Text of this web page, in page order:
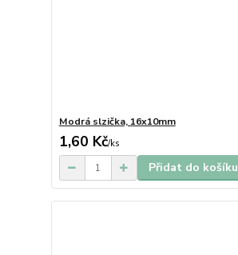
Modrá slzička, 16x10mm
1,60 Kč/ks
Přidat do košíku